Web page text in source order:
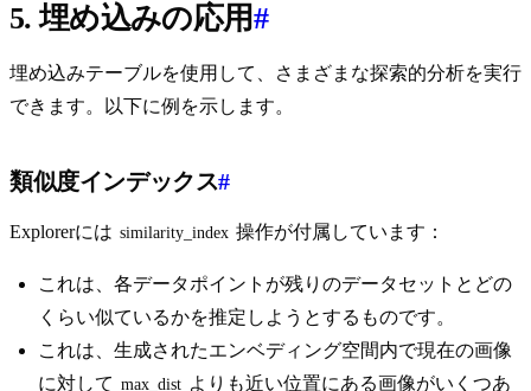
5. 埋め込みの応用#
埋め込みテーブルを使用して、さまざまな探索的分析を実行
できます。以下に例を示します。
類似度インデックス#
Explorerには similarity_index 操作が付属しています：
これは、各データポイントが残りのデータセットとどの
くらい似ているかを推定しようとするものです。
これは、生成されたエンベディング空間内で現在の画像
に対して max_dist よりも近い位置にある画像がいくつあ